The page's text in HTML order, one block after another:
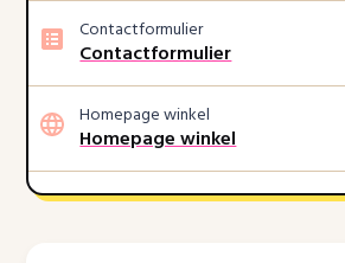
Contactformulier
Contactformulier
Homepage winkel
Homepage winkel